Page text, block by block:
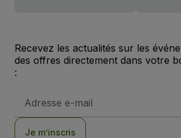
Recevez les actualités sur les
des offres directement dans votre
:
e-
Je m’inscris